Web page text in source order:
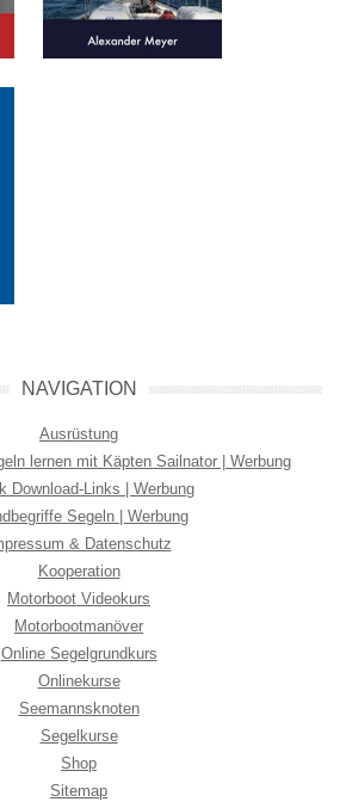
NAVIGATION
Ausrüstung
lernen mit Käpten Sailnator | Werbung
Download-Links | Werbung
Segeln | Werbung
& Datenschutz
Kooperation
Motorboot Videokurs
Motorbootmanöver
Online Segelgrundkurs
Onlinekurse
Seemannsknoten
Segelkurse
Shop
Sitemap